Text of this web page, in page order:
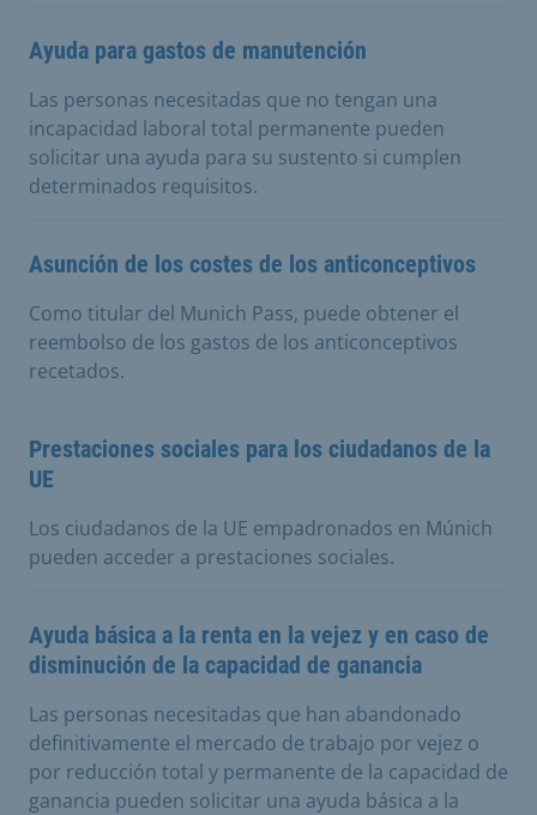
Ayuda para gastos de manutención
Las personas necesitadas que no tengan una
incapacidad laboral total permanente pueden
solicitar una ayuda para su sustento si cumplen
determinados requisitos.
Asunción de los costes de los anticonceptivos
Como titular del Munich Pass, puede obtener el
reembolso de los gastos de los anticonceptivos
recetados.
Prestaciones sociales para los ciudadanos de la
UE
Los ciudadanos de la UE empadronados en Múnich
pueden acceder a prestaciones sociales.
Ayuda básica a la renta en la vejez y en caso de
disminución de la capacidad de ganancia
Las personas necesitadas que han abandonado
definitivamente el mercado de trabajo por vejez o
por reducción total y permanente de la capacidad de
ganancia pueden solicitar una ayuda básica a la